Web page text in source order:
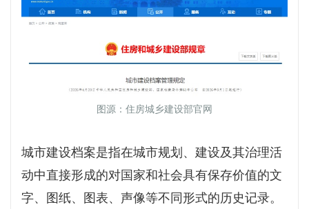
图源：住房城乡建设部官网
城市建设档案是指在城市规划、建设及其治理活
动中直接形成的对国家和社会具有保存价值的文
字、图纸、图表、声像等不同形式的历史记录。